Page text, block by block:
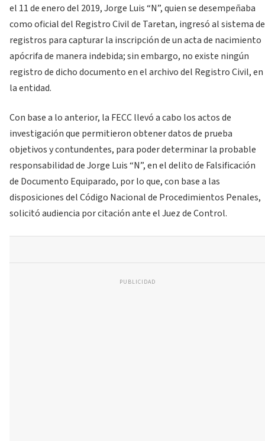
el 11 de enero del 2019, Jorge Luis “N”, quien se desempeñaba
como oficial del Registro Civil de Taretan, ingresó al sistema de
registros para capturar la inscripción de un acta de nacimiento
apócrifa de manera indebida; sin embargo, no existe ningún
registro de dicho documento en el archivo del Registro Civil, en
la entidad.
Con base a lo anterior, la FECC llevó a cabo los actos de
investigación que permitieron obtener datos de prueba
objetivos y contundentes, para poder determinar la probable
responsabilidad de Jorge Luis “N”, en el delito de Falsificación
de Documento Equiparado, por lo que, con base a las
disposiciones del Código Nacional de Procedimientos Penales,
solicitó audiencia por citación ante el Juez de Control.
PUBLICIDAD